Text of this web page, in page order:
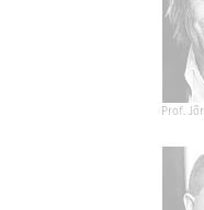
Prof.